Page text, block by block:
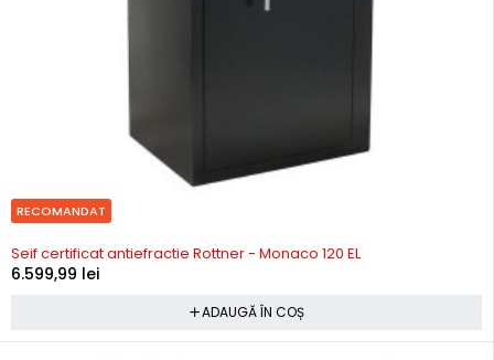
RECOMANDAT
In stoc
Seif certificat antiefractie Rottner - Monaco 120 EL
6.599,99 lei
ADAUGĂ ÎN COȘ